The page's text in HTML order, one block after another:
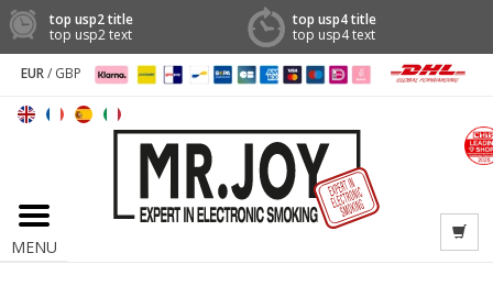
top usp2 title
top usp2 text
top usp4 title
top usp4 text
EUR/ GBP
MENU